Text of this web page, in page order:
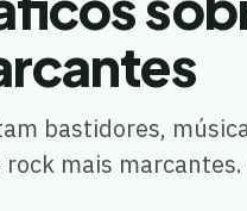
bastidores,
mais